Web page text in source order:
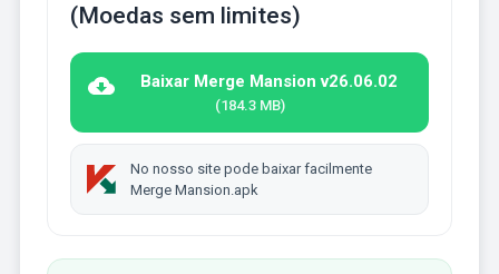
(Moedas sem limites)
Baixar Merge Mansion v26.06.02
(184.3 MB)
No nosso site pode baixar facilmente
Merge Mansion.apk